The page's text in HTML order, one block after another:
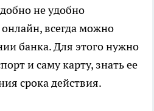
не удобно
всегда можно
банка. Для этого нужно
и саму карту, знать ее
срока действия.